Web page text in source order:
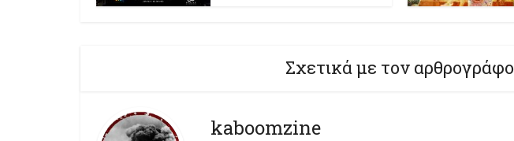
Σχετικά με τον αρθρογράφο
kaboomzine